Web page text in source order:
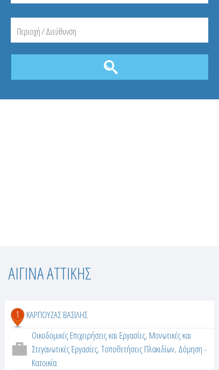
Σ
λ
ΑΙΓΙΝΑ ΑΤΤΙΚΗΣ
1
ΚΑΡΠΟΥΖΑΣ ΒΑΣΙΛΗΣ
Οικοδομικές Επιχειρήσεις και Εργασίες, Μονωτικές και
Στεγανωτικές Εργασίες,Τοποθετήσεις Πλακιδίων, Δόμηση -
Κατοικία